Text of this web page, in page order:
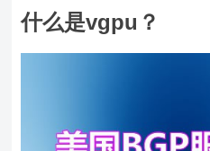
什么是vgpu？